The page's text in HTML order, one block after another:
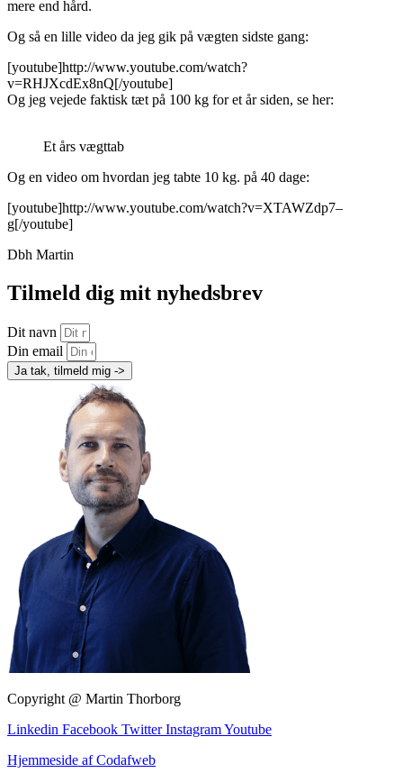
mere end hård.
Og så en lille video da jeg gik på vægten sidste gang:
[youtube]http://www.youtube.com/watch?
v=RHJXcdEx8nQ[/youtube]
Og jeg vejede faktisk tæt på 100 kg for et år siden, se her:
Et års vægttab
Og en video om hvordan jeg tabte 10 kg. på 40 dage:
[youtube]http://www.youtube.com/watch?v=XTAWZdp7–
g[/youtube]
Dbh Martin
Tilmeld dig mit nyhedsbrev
Dit navn
Din email
Ja tak, tilmeld mig ->
Copyright @ Martin Thorborg
Linkedin Facebook Twitter InstagramYoutube
Hjemmeside af Codafweb